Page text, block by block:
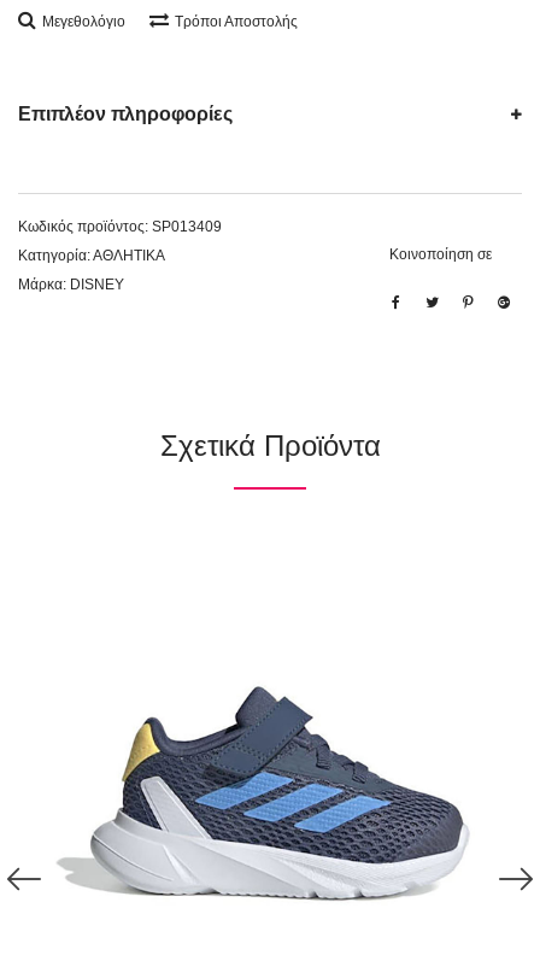
Μεγεθολόγιο Τρόποι Αποστολής
Επιπλέον πληροφορίες
Κωδικός προϊόντος: SP013409
Κατηγορία:ΑΘΛΗΤΙΚΑ
Μάρκα: DISNEY
Κοινοποίηση σε
Σχετικά Προϊόντα